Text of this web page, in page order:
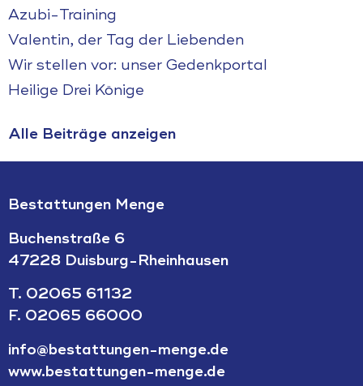
Azubi-Training
Valentin, der Tag der Liebenden
Wir stellen vor: unser Gedenkportal
Heilige Drei Könige
Alle Beiträge anzeigen
Bestattungen Menge
Buchenstraße 6
47228 Duisburg-Rheinhausen
T. 02065 61132
F. 02065 66000
info@bestattungen-menge.de
www.bestattungen-menge.de